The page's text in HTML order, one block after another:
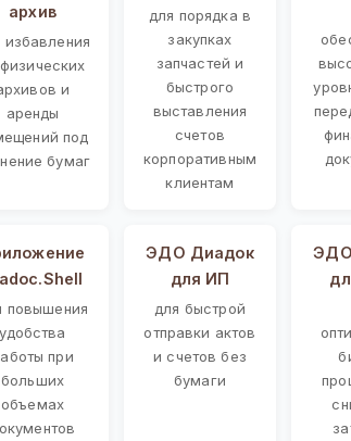
архив
избавления
и
аренды
под
бумаг
для порядка в
закупках
запчастей и
быстрого
выставления
счетов
корпоративным
клиентам
повышения
удобства
при
больших
объемах
ЭДО Диадок
для ИП
для быстрой
отправки актов
и счетов без
бумаги
ЭДО